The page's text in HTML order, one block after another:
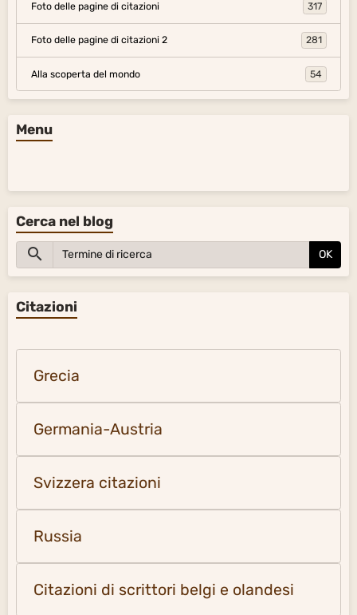
Foto delle pagine di citazioni 317
Foto delle pagine di citazioni 2 281
Alla scoperta del mondo 54
Menu
Cerca nel blog
OK
Citazioni
Grecia
Germania-Austria
Svizzera citazioni
Russia
Citazioni di scrittori belgi e olandesi